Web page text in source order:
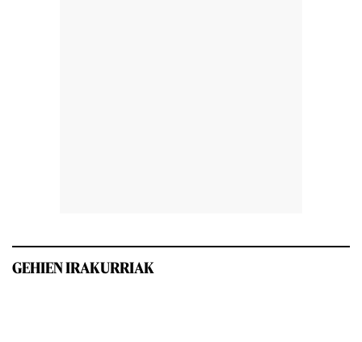
GEHIEN IRAKURRIAK